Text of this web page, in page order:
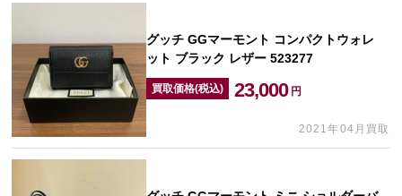
グッチ GGマーモント コンパクトウォレ
ット ブラック レザー 523277
買取価格(税込) 23,000 円
2021年04月買取